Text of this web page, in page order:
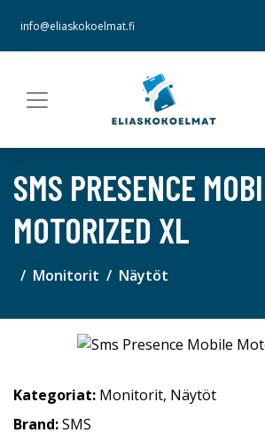
info@eliaskokoelmat.fi
SMS PRESENCE
MOTORIZED XL
Monitorit Näytöt
Kategoriat: Monitorit, Näytöt
Brand:SMS